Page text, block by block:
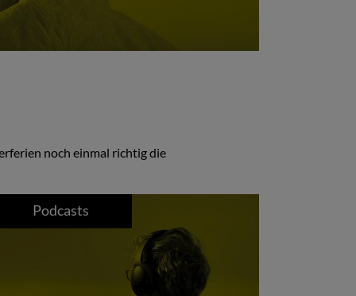
noch einmal richtig die
Podcasts